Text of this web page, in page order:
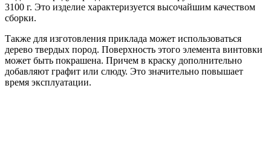
3100 г. Это изделие характеризуется высочайшим качеством
сборки.
Также для изготовления приклада может использоваться
дерево твердых пород. Поверхность этого элемента винтовки
может быть покрашена. Причем в краску дополнительно
добавляют графит или слюду. Это значительно повышает
время эксплуатации.